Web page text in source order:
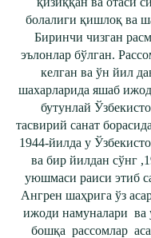
болалиги қишлоқ ва
Биринчи чизган
эълонлар бўлган.
келган ва ўн йил
шахарларида яшаб
бутунлай
тасвирий санат
1944-йилда у
ва бир йилдан сўнг
уюшмаси раиси этиб
Ангрен шаҳрига ўз
ижоди намуналари ва
бошқа рассомлар